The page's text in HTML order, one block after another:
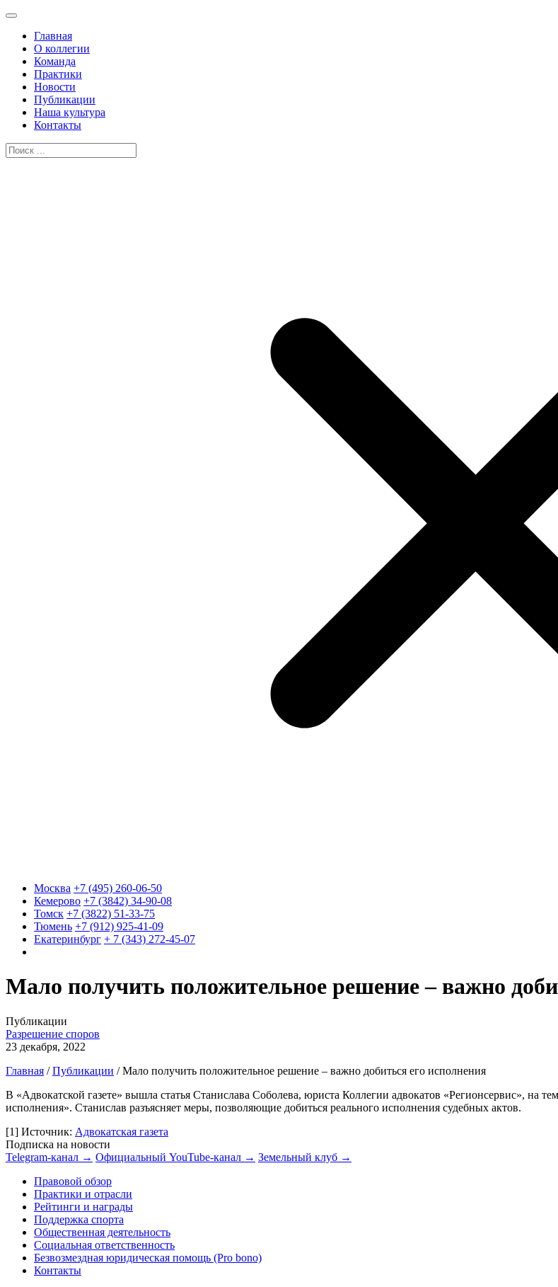
Главная
О коллегии
Команда
Практики
Новости
Публикации
Наша культура
Контакты
Москва +7 (495) 260-06-50
Кемерово +7 (3842) 34-90-08
Томск +7 (3822) 51-33-75
Тюмень +7 (912) 925-41-09
Екатеринбург + 7 (343) 272-45-07
Мало получить положительное решение – важно
Публикации
Разрешение споров
23 декабря, 2022
Главная /Публикации /Мало получить положительное решение – важно добиться его исполнения
В «Адвокатской газете» вышла статья Станислава Соболева, юриста Коллегии адвокатов «Регионсервис», на
исполнения». Станислав разъясняет меры, позволяющие добиться реального исполнения судебных актов.
[1] Источник: Адвокатская газета
Подписка на новости
Telegram-канал → Официальный YouTube-канал → Земельный клуб →
Правовой обзор
Практики и отрасли
Рейтинги и награды
Поддержка спорта
Общественная деятельность
Социальная ответственность
Безвозмездная юридическая помощь (Pro bono)
Контакты